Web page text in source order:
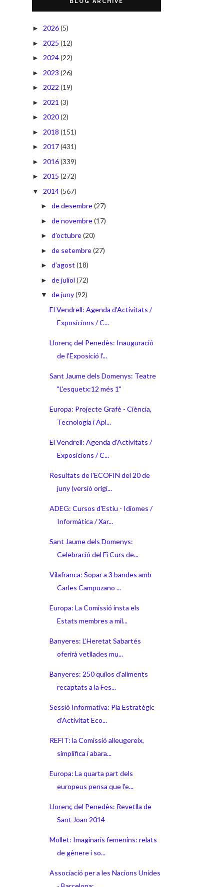
► 2026(5)
► 2025 (12)
► 2024(22)
► 2023 (26)
► 2022 (19)
► 2021 (3)
► 2020(2)
► 2018 (151)
► 2017(431)
► 2016(339)
► 2015 (272)
▼ 2014(567)
► de desembre(27)
► de novembre(17)
► d’octubre(20)
► de setembre(27)
► d’agost (18)
► de juliol (72)
▼ de juny(92)
El Vendrell: Agenda d'Activitats /
Exposicions / C...
Llorenç del Penedès: Inauguració
de l'Exposició l'...
Sant Jaume dels Domenys: Teatre
"L'esquetx:12 més 1"
Europa: Projecte Grafè - Ciència,
Tecnologia i Apl...
El Vendrell: Agenda d'Activitats /
Exposicions / C...
Resultats de l'ECOFIN del 20 de
juny (versió origi...
ADEG: Cursos d'Estiu - Idiomes /
Informàtica / Xar...
Sant Jaume dels Domenys:
Celebració del Fi Curs de...
Vilafranca: Sopar a 3 bandes amb
Carles Campuzano ...
Europa: La Comissió insta els
Estats membres a mil...
Banyeres: L’Heretat Sabartés
oferirà vetllades mu...
Banyeres: 250 quilos d'aliments
recaptats a la Fes...
Sessió Informativa: Pla Estratègic
d’Activitat Eco...
REFIT: la Comissió alleugereix,
simplifica i abara...
Europa: La quarta part dels
europeus pensa que l'e...
Llorenç del Penedès: Revetlla de
Sant Joan 2014
Mollet: Imaginaris femenins: relats
de gènere i so...
Associació per a les Nacions Unides